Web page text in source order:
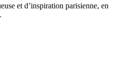
et d’inspiration parisienne, en